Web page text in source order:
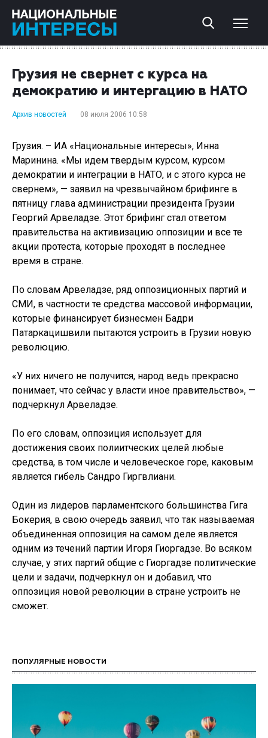
Грузия не свернет с курса на
демократию и интергацию в НАТО
Архив новостей 08 июля 2006 10:58
Грузия. – ИА «Национальные интересы», Инна
Маринина. «Мы идем твердым курсом, курсом
демократии и интеграции в НАТО, и с этого курса не
свернем», — заявил на чрезвычайном брифинге в
пятницу глава администрации президента Грузии
Георгий Арвеладзе. Этот брифинг стал ответом
правительства на активизацию оппозиции и все те
акции протеста, которые проходят в последнее
время в стране.
По словам Арвеладзе, ряд оппозиционных партий и
СМИ, в частности те средства массовой информации,
которые финансирует бизнесмен Бадри
Патаркацишвили пытаются устроить в Грузии новую
революцию.
«У них ничего не получится, народ ведь прекрасно
понимает, что сейчас у власти иное правительство», —
подчеркнул Арвеладзе.
По его словам, оппозиция использует для
достижения своих полиитческих целей любые
средства, в том числе и человеческое горе, каковым
является гибель Сандро Гиргвлиани.
Один из лидеров парламентского большинства Гига
Бокерия, в свою очередь заявил, что так называемая
объединенная оппозиция на самом деле является
одним из течений партии Игоря Гиоргадзе. Во всяком
случае, у этих партий общие с Гиоргадзе политические
цели и задачи, подчеркнул он и добавил, что
оппозиция новой революции в стране устроить не
сможет.
ПОПУЛЯРНЫЕ НОВОСТИ